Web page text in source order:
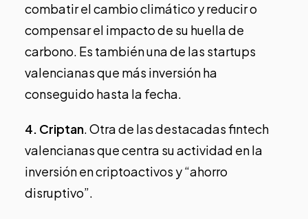
combatir el cambio climático y reducir o
compensar el impacto de su huella de
carbono. Es tambiénuna de las startups
valencianas que más inversión ha
conseguido hasta la fecha.
4. Criptan. Otra de las destacadas fintech
valencianas que centra su actividad en la
inversión en criptoactivos y “ahorro
disruptivo”.